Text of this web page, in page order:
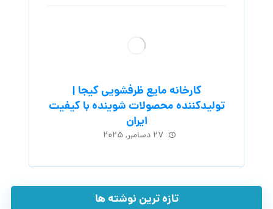
کارخانه مایع ظرفشویی کیجا |
تولیدکننده محصولات شوینده با کیفیت
ایران
۲۷ دسامبر, ۲۰۲۵
تازه ترین نوشته ها